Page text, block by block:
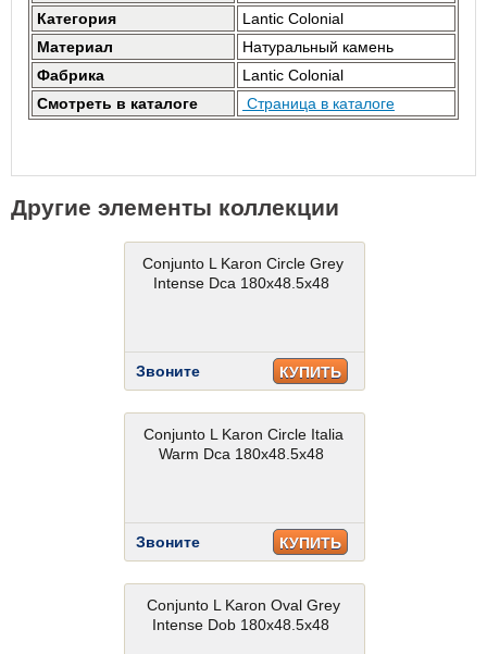
Категория
Lantic Colonial
Материал
Натуральный камень
Фабрика
Lantic Colonial
Смотреть в каталоге
Страница в каталоге
Другие элементы коллекции
Conjunto L Karon Circle Grey
Intense Dca 180x48.5x48
Звоните КУПИТЬ
Conjunto L Karon Circle Italia
Warm Dca 180x48.5x48
Звоните КУПИТЬ
Conjunto L Karon Oval Grey
Intense Dob 180x48.5x48